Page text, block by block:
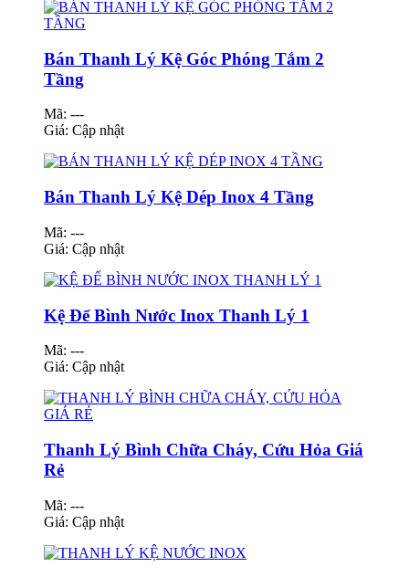
Bán Thanh Lý Kệ Góc Phóng Tắm 2
Tầng
Mã: ---
Giá: Cập nhật
Bán Thanh Lý Kệ Dép Inox 4 Tầng
Mã: ---
Giá: Cập nhật
Kệ Để Bình Nước Inox Thanh Lý 1
Mã: ---
Giá: Cập nhật
Thanh Lý Bình Chữa Cháy, Cứu Hỏa Giá
Rẻ
Mã: ---
Giá: Cập nhật